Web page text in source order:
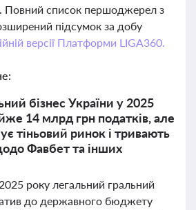
Повний список першоджерел з
підсумок за добу
версії Платформи LIGA360.
бізнес України у 2025
14 млрд грн податків, але
тіньовий ринок і тривають
Фавбет та інших
року легальний гральний
до державного бюджету